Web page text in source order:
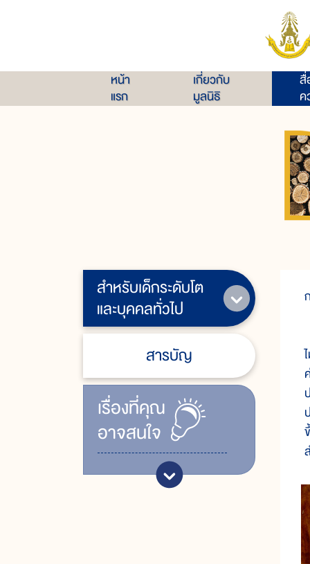
หน้า
แรก
เกี่ยวกับ
มูลนิธิ
สื่
ค
สำหรับเด็กระดับโต
และบุคคลทั่วไป
สารบัญ
เรื่ิองที่คุณ
อาจสนใจ